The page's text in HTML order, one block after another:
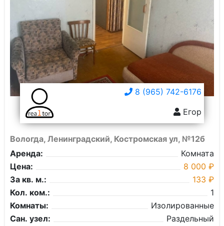
8 (965) 742-6176
Егор
Вологда, Ленинградский, Костромская ул, №12б
Аренда:
Комната
Цена:
8 000 ₽
За кв. м.:
133 ₽
Кол. ком.:
1
Комнаты:
Изолированные
Сан. узел:
Раздельный